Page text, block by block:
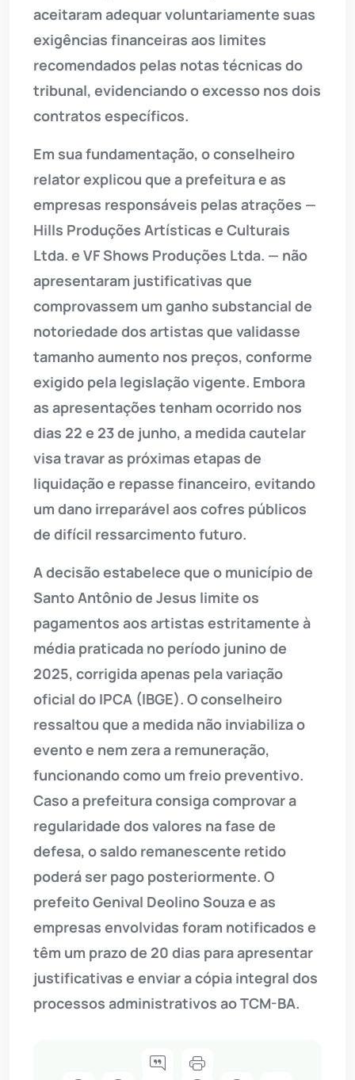
aceitaram adequar voluntariamente suas
exigências financeiras aos limites
recomendados pelas notas técnicas do
tribunal, evidenciando o excesso nos dois
contratos específicos.
Em sua fundamentação, o conselheiro
relator explicou que a prefeitura e as
empresas responsáveis pelas atrações —
Hills Produções Artísticas e Culturais
Ltda. e VF Shows Produções Ltda. — não
apresentaram justificativas que
comprovassem um ganho substancial de
notoriedade dos artistas que validasse
tamanho aumento nos preços, conforme
exigido pela legislação vigente. Embora
as apresentações tenham ocorrido nos
dias 22 e 23 de junho, a medida cautelar
visa travar as próximas etapas de
liquidação e repasse financeiro, evitando
um dano irreparável aos cofres públicos
de difícil ressarcimento futuro.
A decisão estabelece que o município de
Santo Antônio de Jesus limite os
pagamentos aos artistas estritamente à
média praticada no período junino de
2025, corrigida apenas pela variação
oficial do IPCA (IBGE). O conselheiro
ressaltou que a medida não inviabiliza o
evento e nem zera a remuneração,
funcionando como um freio preventivo.
Caso a prefeitura consiga comprovar a
regularidade dos valores na fase de
defesa, o saldo remanescente retido
poderá ser pago posteriormente. O
prefeito Genival Deolino Souza e as
empresas envolvidas foram notificados e
têm um prazo de 20 dias para apresentar
justificativas e enviar a cópia integral dos
processos administrativos ao TCM-BA.